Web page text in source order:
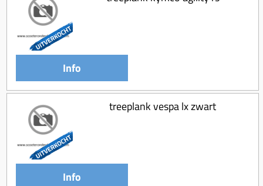
Info
treeplank vespa lx zwart
Info